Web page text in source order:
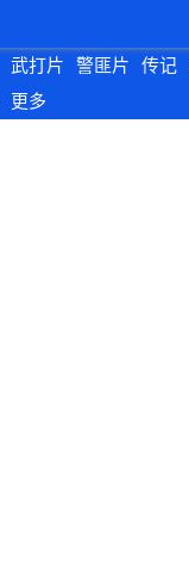
武打片 警匪片 传记
更多